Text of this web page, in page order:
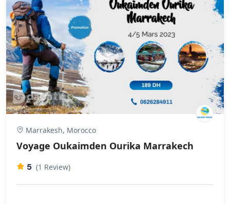
Marrakesh, Morocco
Voyage Oukaimden Ourika Marrakech
5 (1 Review)